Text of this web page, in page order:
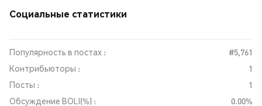
Социальные статистики
Популярность в постах :
#5,761
Контрибьюторы :
1
Посты :
1
Обсуждение BOLI(%) :
0.00%